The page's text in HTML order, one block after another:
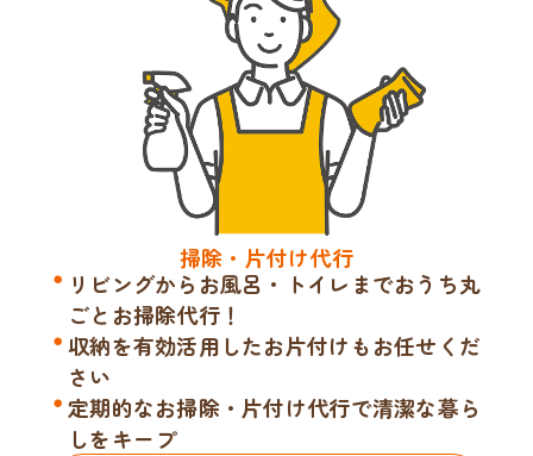
掃除・片付け代行
リビングからお風呂・トイレまでおうち丸
ごとお掃除代行！
収納を有効活用したお片付けもお任せくだ
さい
定期的なお掃除・片付け代行で清潔な暮ら
しをキープ